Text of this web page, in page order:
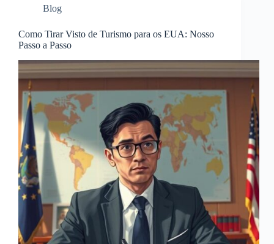
Blog
Como Tirar Visto de Turismo para os EUA: Nosso
Passo a Passo